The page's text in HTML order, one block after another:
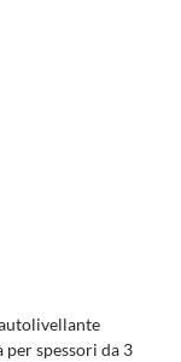
autolivellante
spessori da 3